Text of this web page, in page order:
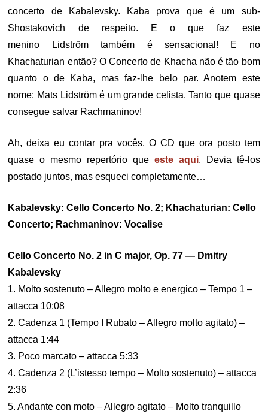
concerto de Kabalevsky. Kaba prova que é um sub-
Shostakovich de respeito. E o que faz este
menino Lidström também é sensacional! E no
Khachaturian então? O Concerto de Khacha não é tão bom
quanto o de Kaba, mas faz-lhe belo par. Anotem este
nome: Mats Lidström é um grande celista. Tanto que quase
consegue salvar Rachmaninov!
Ah, deixa eu contar pra vocês. O CD que ora posto tem
quase o mesmo repertório que este aqui. Devia tê-los
postado juntos, mas esqueci completamente…
Kabalevsky: Cello Concerto No. 2; Khachaturian: Cello
Concerto; Rachmaninov: Vocalise
Cello Concerto No. 2 in C major, Op. 77 — Dmitry
Kabalevsky
1. Molto sostenuto – Allegro molto e energico – Tempo 1 –
attacca 10:08
2. Cadenza 1 (Tempo I Rubato – Allegro molto agitato) –
attacca 1:44
3. Poco marcato – attacca 5:33
4. Cadenza 2 (L’istesso tempo – Molto sostenuto) – attacca
2:36
5. Andante con moto – Allegro agitato – Molto tranquillo